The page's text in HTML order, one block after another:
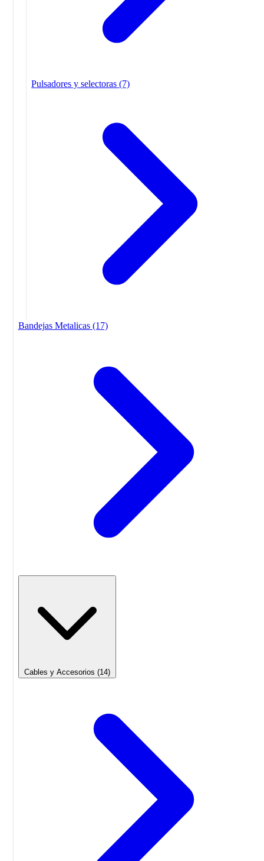
Pulsadores y selectoras (7)
Bandejas Metalicas (17)
Cables y Accesorios (14)